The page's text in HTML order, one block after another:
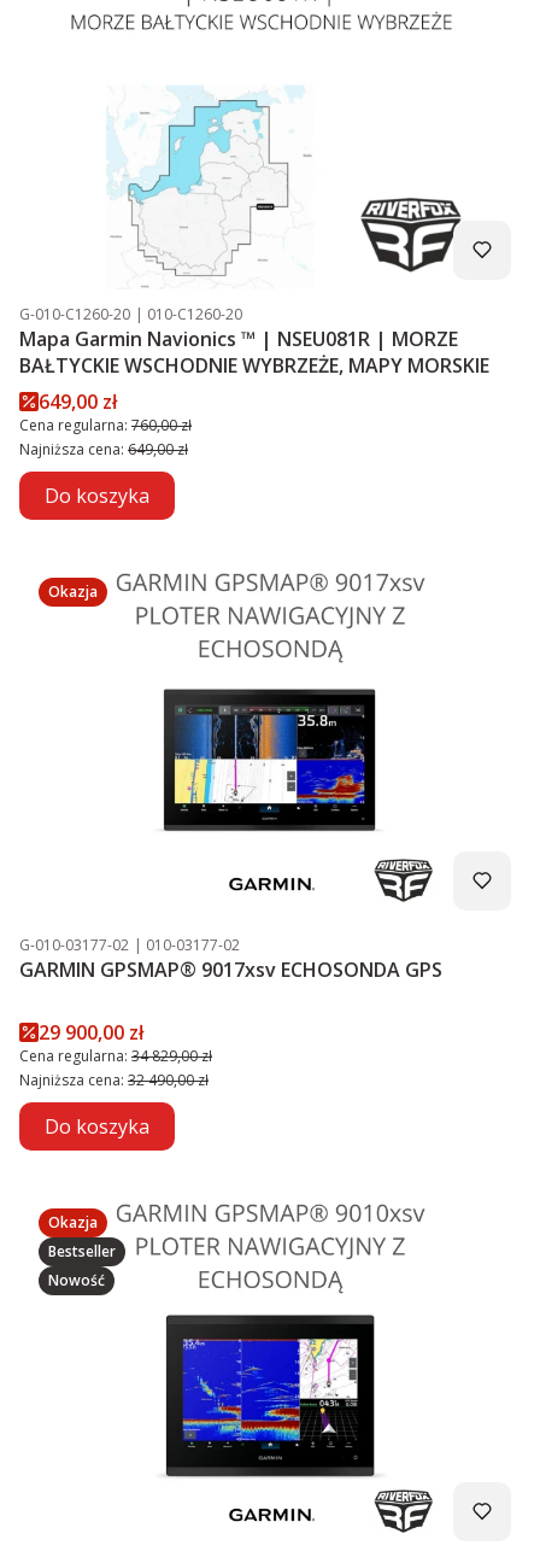
Kod produktu
G-010-C1260-20 Kod producenta
010-C1260-20
Mapa Garmin Navionics ™ | NSEU081R | MORZE
BAŁTYCKIE WSCHODNIE WYBRZEŻE, MAPY MORSKIE
Cena promocyjna
649,00 zł
Cena regularna: 760,00 zł
Najniższa cena: 649,00 zł
Do koszyka
Okazja
Kod produktu
G-010-03177-02 Kod producenta
010-03177-02
GARMIN GPSMAP® 9017xsv ECHOSONDA GPS
Cena promocyjna
29 900,00 zł
Cena regularna: 34 829,00 zł
Najniższa cena: 32 490,00 zł
Do koszyka
Okazja
Bestseller
Nowość